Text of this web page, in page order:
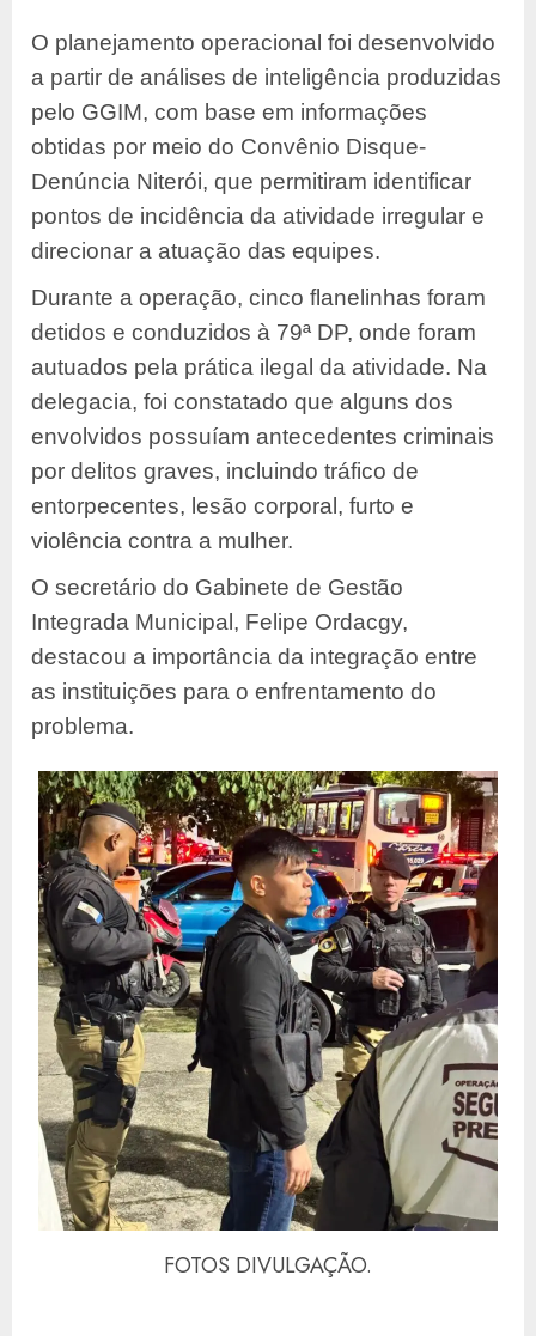
O planejamento operacional foi desenvolvido
a partir de análises de inteligência produzidas
pelo GGIM, com base em informações
obtidas por meio do Convênio Disque-
Denúncia Niterói, que permitiram identificar
pontos de incidência da atividade irregular e
direcionar a atuação das equipes.
Durante a operação, cinco flanelinhas foram
detidos e conduzidos à 79ª DP, onde foram
autuados pela prática ilegal da atividade. Na
delegacia, foi constatado que alguns dos
envolvidos possuíam antecedentes criminais
por delitos graves, incluindo tráfico de
entorpecentes, lesão corporal, furto e
violência contra a mulher.
O secretário do Gabinete de Gestão
Integrada Municipal, Felipe Ordacgy,
destacou a importância da integração entre
as instituições para o enfrentamento do
problema.
FOTOS DIVULGAÇÃO.